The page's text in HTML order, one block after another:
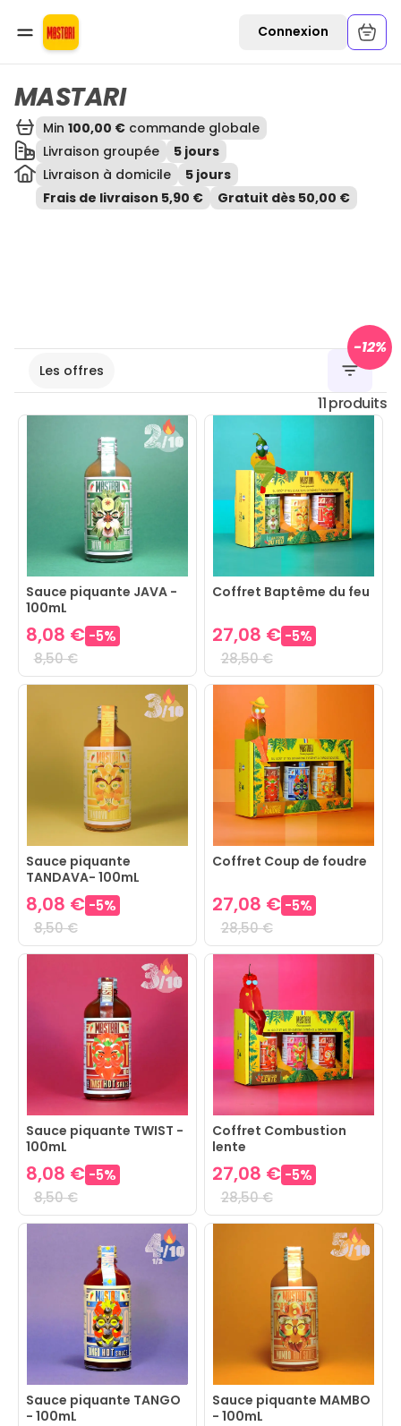
Connexion
Ouvrir une commande
MASTARI
Min 100,00 € commande globale
Livraison groupée
5 jours
Livraison à domicile
5 jours
Frais de livraison 5,90 €
Gratuit dès 50,00 €
Les offres
11 produits
Sauce piquante JAVA -
100mL
8,08 €
8,50 €
-5%
Coffret Baptême du feu
27,08 €
28,50 €
-5%
Sauce piquante
TANDAVA- 100mL
8,08 €
8,50 €
-5%
Coffret Coup de foudre
27,08 €
28,50 €
-5%
Sauce piquante TWIST -
100mL
8,08 €
8,50 €
-5%
Coffret Combustion
lente
27,08 €
28,50 €
-5%
Sauce piquante TANGO
- 100mL
Sauce piquante MAMBO
- 100mL
-12%